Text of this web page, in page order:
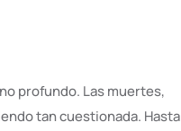
profundo. Las muertes,
tan cuestionada. Hasta